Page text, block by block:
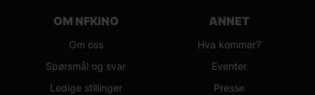
OM NFKINO
Om oss
Spørsmål og svar
Ledige stillinger
ANNET
Hva kommer?
Eventer
Presse